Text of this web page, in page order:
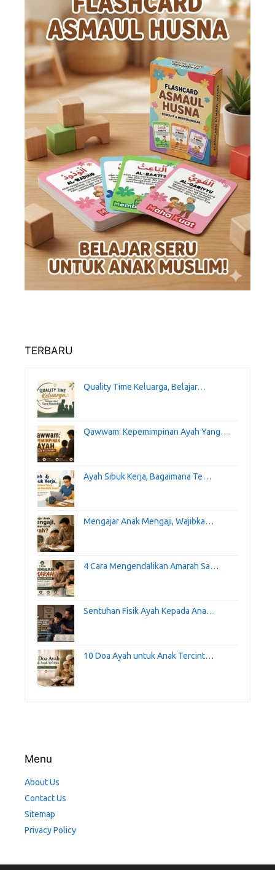
TERBARU
Quality Time Keluarga, Belajar…
Qawwam: Kepemimpinan Ayah Yang…
Ayah Sibuk Kerja, Bagaimana Te…
Mengajar Anak Mengaji, Wajibka…
4 Cara Mengendalikan Amarah Sa…
Sentuhan Fisik Ayah Kepada Ana…
10 Doa Ayah untuk Anak Tercint…
Menu
About Us
Contact Us
Sitemap
Privacy Policy